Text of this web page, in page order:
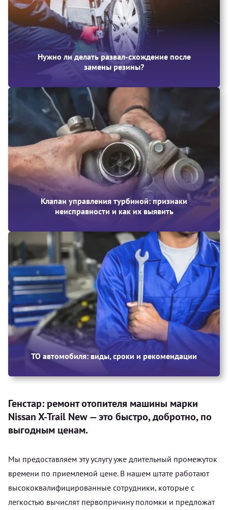
Нужно ли делать развал-схождение после
замены резины?
Клапан управления турбиной: признаки
неисправности и как их выявить
ТО автомобиля: виды, сроки и рекомендации
Генстар: ремонт отопителя машины марки
Nissan X-Trail New — это быстро, добротно, по
выгодным ценам.
Мы предоставляем эту услугу уже длительный промежуток
времени по приемлемой цене. В нашем штате работают
высококвалифицированные сотрудники, которые с
легкостью вычислят первопричину поломки и предложат